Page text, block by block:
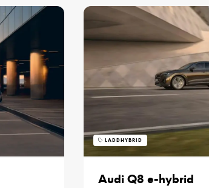
LADDHYBRID
Audi Q8 e-hybrid